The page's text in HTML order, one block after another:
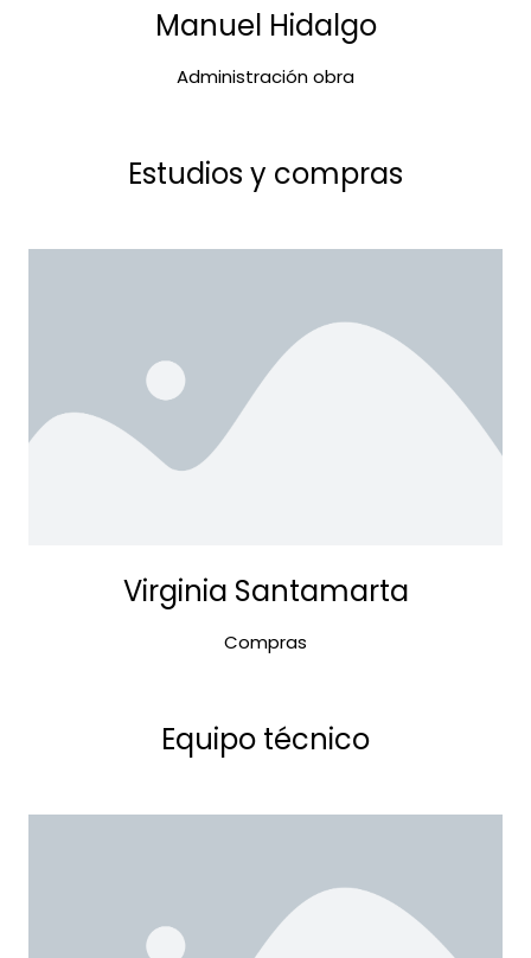
Manuel Hidalgo
Administración obra
Estudios y compras
Virginia Santamarta
Compras
Equipo técnico